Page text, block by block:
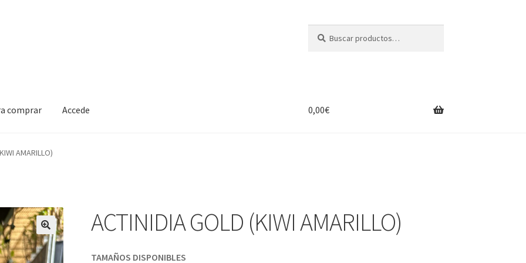
por:
comprar Accede 0,00€
AMARILLO)
ACTINIDIA GOLD (KIWI AMARILLO)
TAMAÑOS DISPONIBLES